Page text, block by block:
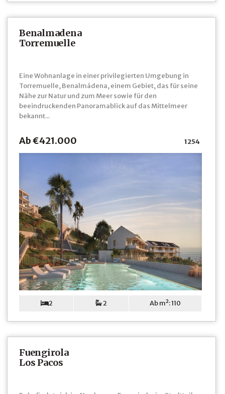
Benalmadena
Torremuelle
Eine Wohnanlage in einer privilegierten Umgebung in
Torremuelle, Benalmádena, einem Gebiet, das für seine
Nähe zur Natur und zum Meer sowie für den
beeindruckenden Panoramablick auf das Mittelmeer
bekannt...
Ab €421.000 1254
2 2 Ab m²: 110
Fuengirola
Los Pacos